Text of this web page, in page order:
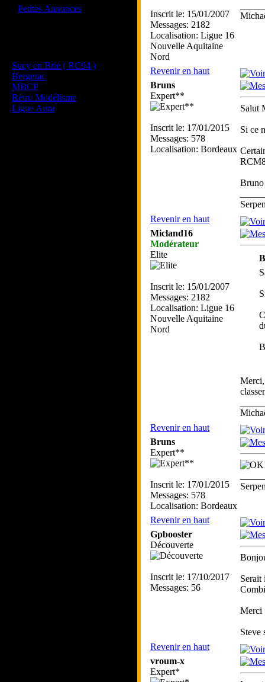
Petites Annonces
Sucy en Brie ( RC94 )
Bergerac
MBCP
Rétro Modélisme
Ligue Aura
Inscrit le: 15/01/2007
Messages: 2182
Localisation: Ligue 16
Nouvelle Aquitaine
Nord
Revenir en haut
Bruns
Expert**
Inscrit le: 17/01/2015
Messages: 578
Localisation: Bordeaux
Salut
Si ce
Bruno
Revenir en haut
Micland16
Modérateur
Elite
Inscrit le: 15/01/2007
Messages: 2182
Localisation: Ligue 16
Nouvelle Aquitaine
Nord
Merci,
Revenir en haut
Bruns
Expert**
Inscrit le: 17/01/2015
Messages: 578
Localisation: Bordeaux
Revenir en haut
Gpbooster
Découverte
Inscrit le: 17/10/2017
Messages: 56
Serait
Merci
Steve
Revenir en haut
vroum-x
Expert*